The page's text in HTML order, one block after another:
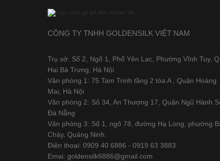
CÔNG TY TNHH GOLDENSILK VIỆT NAM
Trụ sở: Số 2, Ngõ 1, Phố Yên Lạc, Phường Vĩnh Tuy,
Hai Bà Trưng, Hà Nội
Văn phòng 1: 75 Tam Trinh tầng 2 tòa A , Quận Hoàng
Mai, Hà Nội
Văn phòng 2: Số 34, An Thượng 17, Quận Ngũ Hành
Đà Nẵng
Văn phòng 3: Số 1, ngõ 78, đường Hạ Long, phường
Cháy, Quảng Ninh.
Điện thoại: 0909 40 6886 - 0919 63 3883
Emai: goldensilk6886@gmail.com